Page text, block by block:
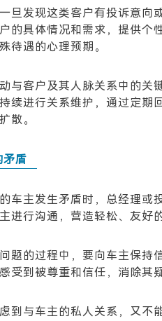
旦发现这类客户有投诉意向
的具体情况和需求，提供
待遇的心理预期。
与客户及其人脉关系中的关
续进行关系维护，通过定
散。
矛盾
车主发生矛盾时，总经理或
进行沟通，营造轻松、友好
题的过程中，要向车主保持
受到被尊重和信任，消除其
到与车主的私人关系，又不